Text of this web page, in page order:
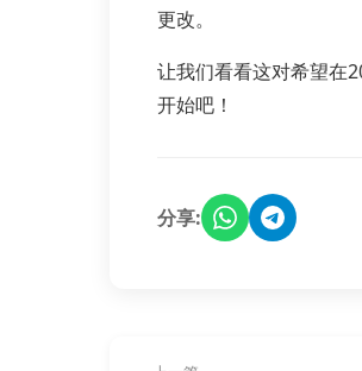
更改。
让我们看看这对希望在
开始吧！
分享: